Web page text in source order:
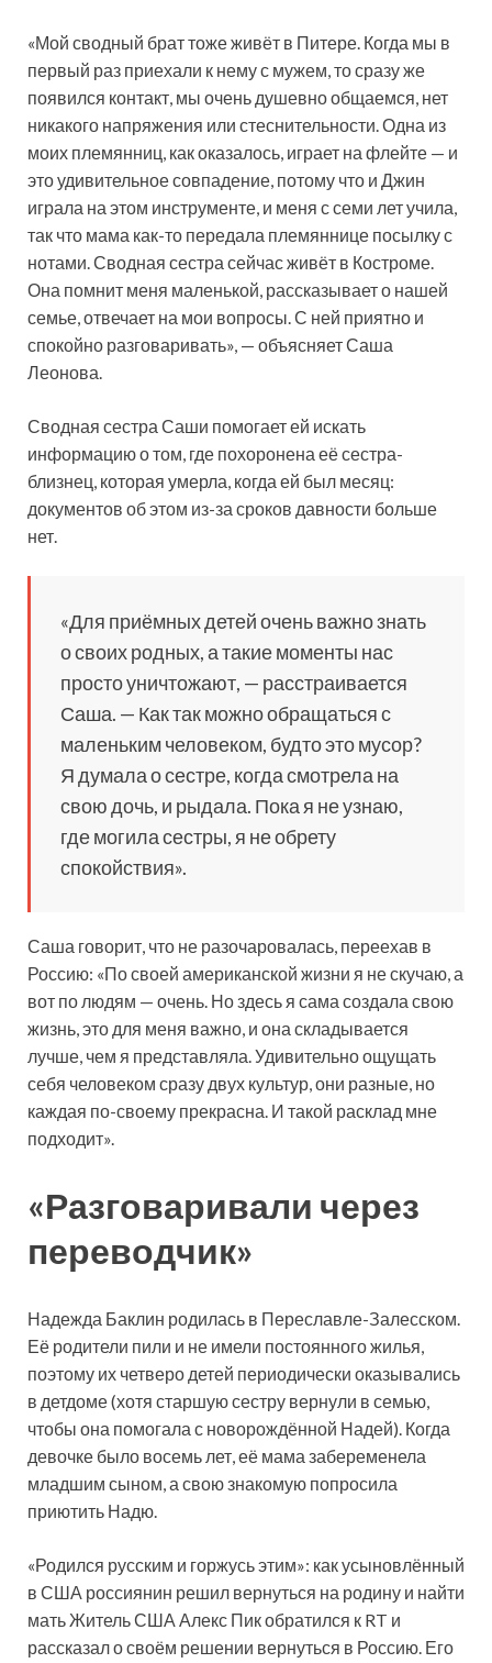
«Мой сводный брат тоже живёт в Питере. Когда мы в
первый раз приехали к нему с мужем, то сразу же
появился контакт, мы очень душевно общаемся, нет
никакого напряжения или стеснительности. Одна из
моих племянниц, как оказалось, играет на флейте — и
это удивительное совпадение, потому что и Джин
играла на этом инструменте, и меня с семи лет учила,
так что мама как-то передала племяннице посылку с
нотами. Сводная сестра сейчас живёт в Костроме.
Она помнит меня маленькой, рассказывает о нашей
семье, отвечает на мои вопросы. С ней приятно и
спокойно разговаривать», — объясняет Саша
Леонова.
Сводная сестра Саши помогает ей искать
информацию о том, где похоронена её сестра-
близнец, которая умерла, когда ей был месяц:
документов об этом из-за сроков давности больше
нет.
«Для приёмных детей очень важно знать
о своих родных, а такие моменты нас
просто уничтожают, — расстраивается
Саша. — Как так можно обращаться с
маленьким человеком, будто это мусор?
Я думала о сестре, когда смотрела на
свою дочь, и рыдала. Пока я не узнаю,
где могила сестры, я не обрету
спокойствия».
Саша говорит, что не разочаровалась, переехав в
Россию: «По своей американской жизни я не скучаю, а
вот по людям — очень. Но здесь я сама создала свою
жизнь, это для меня важно, и она складывается
лучше, чем я представляла. Удивительно ощущать
себя человеком сразу двух культур, они разные, но
каждая по-своему прекрасна. И такой расклад мне
подходит».
«Разговаривали через
переводчик»
Надежда Баклин родилась в Переславле-Залесском.
Её родители пили и не имели постоянного жилья,
поэтому их четверо детей периодически оказывались
в детдоме (хотя старшую сестру вернули в семью,
чтобы она помогала с новорождённой Надей). Когда
девочке было восемь лет, её мама забеременела
младшим сыном, а свою знакомую попросила
приютить Надю.
«Родился русским и горжусь этим»: как усыновлённый
в США россиянин решил вернуться на родину и найти
мать Житель США Алекс Пик обратился к RT и
рассказал о своём решении вернуться в Россию. Его